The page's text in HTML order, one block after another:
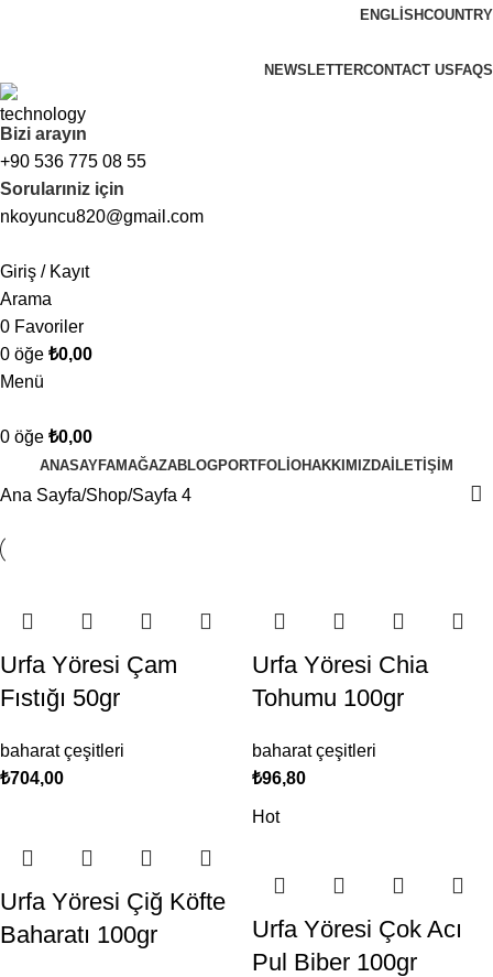
ENGLISHCOUNTRY
NEWSLETTERCONTACT US FAQS
Bizi arayın
+90 536 775 08 55
Sorularıniz için
nkoyuncu820@gmail.com
Giriş / Kayıt
Arama
0 Favoriler
0 öğe ₺0,00
Menü
0 öğe ₺0,00
ANASAYFAMAĞAZABLOGPORTFOLIOHAKKIMIZDA İLETIŞIM
Ana Sayfa Shop Sayfa 4
Urfa Yöresi Çam
Fıstığı 50gr
baharat çeşitleri
₺704,00
Urfa Yöresi Chia
Tohumu 100gr
baharat çeşitleri
₺96,80
Urfa Yöresi Çiğ Köfte
Baharatı 100gr
Hot
Urfa Yöresi Çok Acı
Pul Biber 100gr